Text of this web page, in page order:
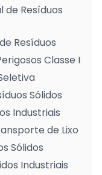
Resíduos
Resíduos
Classe I
Sólidos
Industriais
de Lixo
Sólidos
Industriais